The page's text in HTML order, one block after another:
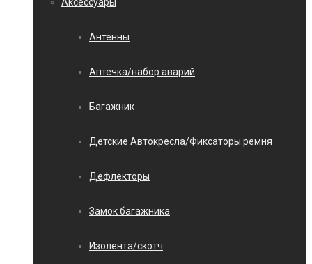
Антенны
Аптечка/набор аварий
Багажник
Детские Автокресла/Фиксаторы ремня
Дефлекторы
Замок багажника
Изолента/скотч